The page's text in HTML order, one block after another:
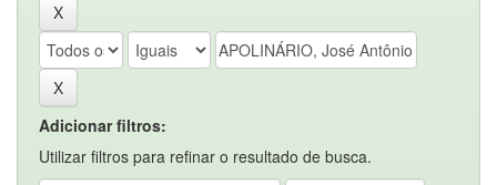
Adicionar filtros:
Utilizar filtros para refinar o resultado de busca.